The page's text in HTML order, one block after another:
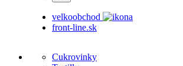
velkoobchod
front-line.sk
Cukrovinky